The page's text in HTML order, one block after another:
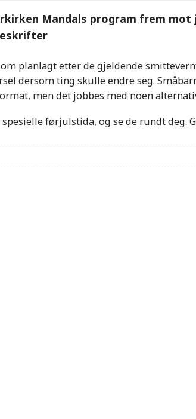
Mandals program frem
planlagt etter de gjeldende
dersom ting skulle endre seg.
men det jobbes med noen
førjulstida, og se de rundt deg.